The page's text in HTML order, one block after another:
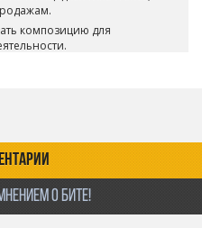
композицию для
и авторские права
О БИТЕ!